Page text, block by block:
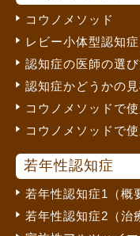
コウノメソッド
レビー小体型認知
認知症の医師の選
認知症かどうかの
コウノメソッドで
コウノメソッドで
若年性認知症
若年性認知症1（概
若年性認知症2（治